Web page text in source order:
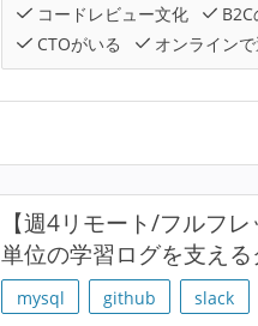
コードレビュー文化
B2C
CTOがいる
オンラインで
【週4リモート/フルフ
単位の学習ログを支え
mysql github slack